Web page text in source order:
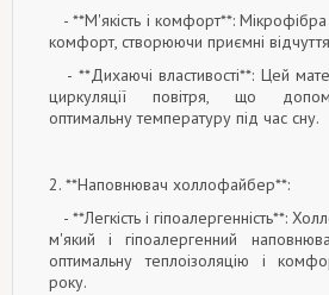
- **М'якість і комфорт**: Мікрофібра
комфорт, створюючи приємні
- **Дихаючі властивості**: Цей
циркуляції повітря, що
оптимальну температуру під час сну.
2. **Наповнювач холлофайбер**:
- **Легкість і гіпоалергенність**:
м'який і гіпоалергенний
оптимальну теплоізоляцію і
року.